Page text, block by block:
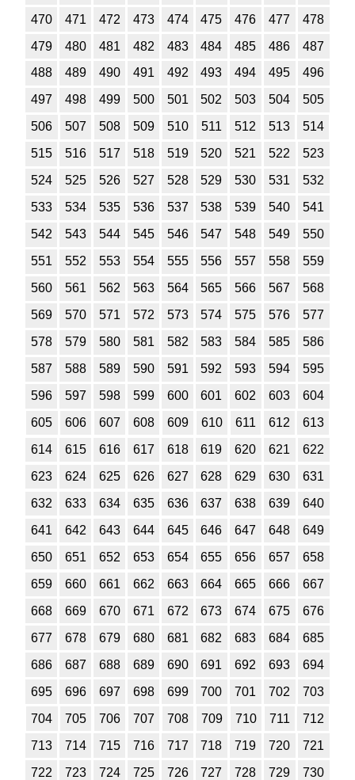
470
471 472 473 474 475 476 477
478
479
480 481 482 483 484 485 486
487
488
489 490 491 492 493 494 495
496
497
498 499 500 501 502 503 504
505
506
507 508 509 510 511 512 513
514
515
516 517 518 519 520 521 522
523
524
525 526 527 528 529 530 531
532
533
534 535 536 537 538 539 540
541
542
543 544 545 546 547 548 549
550
551
552 553 554 555 556 557 558
559
560
561 562 563 564 565 566 567
568
569
570 571 572 573 574 575 576
577
578
579 580 581 582 583 584 585
586
587
588 589 590 591 592 593 594
595
596
597 598 599 600 601 602 603
604
605
606 607 608 609 610 611 612
613
614
615 616 617 618 619 620 621
622
623
624 625 626 627 628 629 630
631
632
633 634 635 636 637 638 639
640
641
642 643 644 645 646 647 648
649
650
651 652 653 654 655 656 657
658
659
660 661 662 663 664 665 666
667
668
669 670 671 672 673 674 675
676
677
678 679 680 681 682 683 684
685
686
687 688 689 690 691 692 693
694
695
696 697 698 699 700 701 702
703
704
705 706 707 708 709 710 711
712
713
714 715 716 717 718 719 720
721
722
723 724 725 726 727 728 729
730